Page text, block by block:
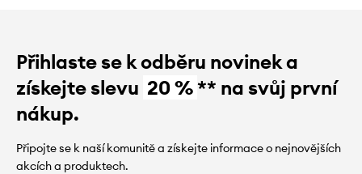
Přihlaste se k odběru novinek a
získejte slevu 20 %** na svůj první
nákup.
Připojte se k naší komunitě a získejte informace o nejnovějších
akcích a produktech.